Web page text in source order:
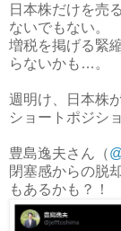
日本株だけを売
ないでもない。
増税を掲げる緊
らないかも…。
週明け、日本株
ショートポジシ
豊島逸夫さん（
閉塞感からの脱
もあるかも？！